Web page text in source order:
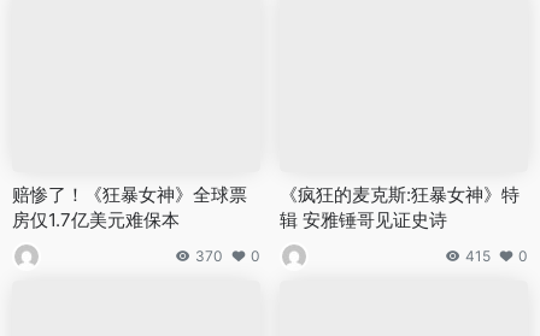
赔惨了！《狂暴女神》全球票
房仅1.7亿美元难保本
370 0
《疯狂的麦克斯:狂暴女神》特
辑 安雅锤哥见证史诗
415 0